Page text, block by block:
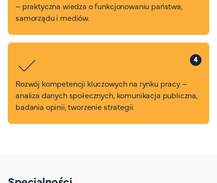
– praktyczna wiedza o funkcjonowaniu państwa,
samorządu i mediów.
4
Rozwój kompetencji kluczowych na rynku pracy –
analiza danych społecznych, komunikacja publiczna,
badania opinii, tworzenie strategii.